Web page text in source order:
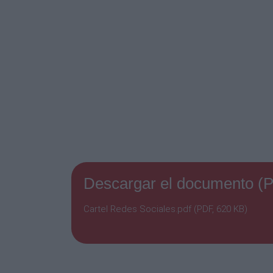
Descargar el documento
Cartel Redes Sociales.pdf (PDF, 620 KB)